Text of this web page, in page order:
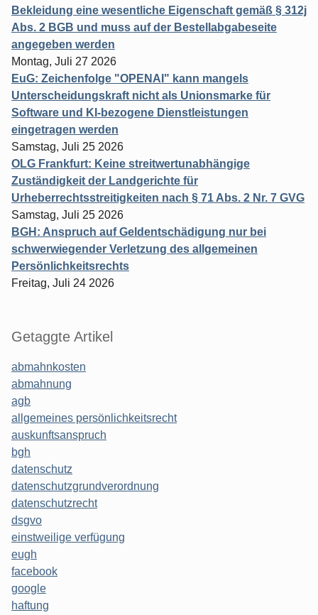
Bekleidung eine wesentliche Eigenschaft gemäß § 312j
Abs. 2 BGB und muss auf der Bestellabgabeseite
angegeben werden
Montag, Juli 27 2026
EuG: Zeichenfolge "OPENAI" kann mangels
Unterscheidungskraft nicht als Unionsmarke für
Software und KI-bezogene Dienstleistungen
eingetragen werden
Samstag, Juli 25 2026
OLG Frankfurt: Keine streitwertunabhängige
Zuständigkeit der Landgerichte für
Urheberrechtsstreitigkeiten nach § 71 Abs. 2 Nr. 7 GVG
Samstag, Juli 25 2026
BGH: Anspruch auf Geldentschädigung nur bei
schwerwiegender Verletzung des allgemeinen
Persönlichkeitsrechts
Freitag, Juli 24 2026
Getaggte Artikel
abmahnkosten
abmahnung
agb
allgemeines persönlichkeitsrecht
auskunftsanspruch
bgh
datenschutz
datenschutzgrundverordnung
datenschutzrecht
dsgvo
einstweilige verfügung
eugh
facebook
google
haftung